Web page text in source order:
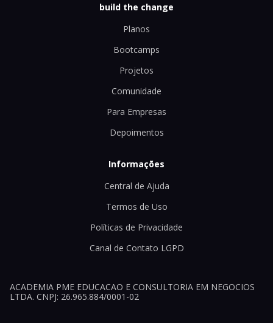
build the change
Planos
Bootcamps
Projetos
Comunidade
Para Empresas
Depoimentos
Informações
Central de Ajuda
Termos de Uso
Políticas de Privacidade
Canal de Contato LGPD
ACADEMIA PME EDUCACAO E CONSULTORIA EM NEGOCIOS
LTDA. CNPJ: 26.965.884/0001-02